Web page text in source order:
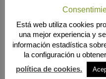
Búsqueda
Está web utiliza cookies
una mejor experiencia y
información estadística
la configuración u
política de cookies.